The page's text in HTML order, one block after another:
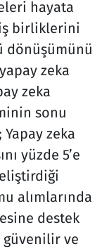
hayata
birliklerini
dönüşümünü
zeka
zeka
sonu
zeka
yüzde 5’e
alımlarında
destek
güvenilir ve